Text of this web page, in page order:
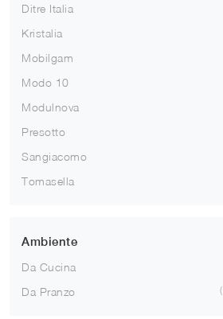
Ditre Italia
Kristalia
Mobilgam
Modo 10
Modulnova
Presotto
Sangiacomo
Tomasella
Ambiente
Da Cucina
Da Pranzo